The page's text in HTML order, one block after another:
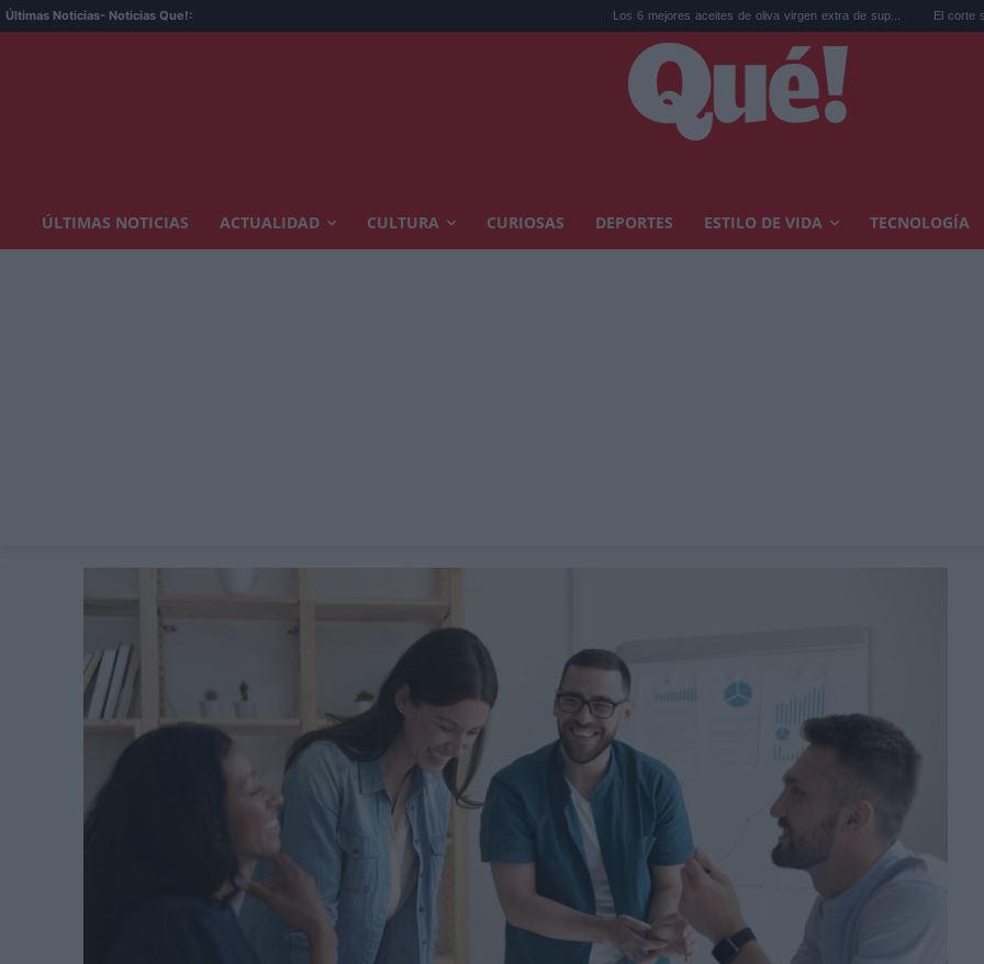
Últimas Noticias- Noticias Que!: Los 6 mejores aceites de oliva virgen extra de sup... El corte slick back para
ÚLTIMAS NOTICIAS ACTUALIDAD CULTURA CURIOSAS DEPORTES ESTILO DE VIDA TECNOLOGÍA